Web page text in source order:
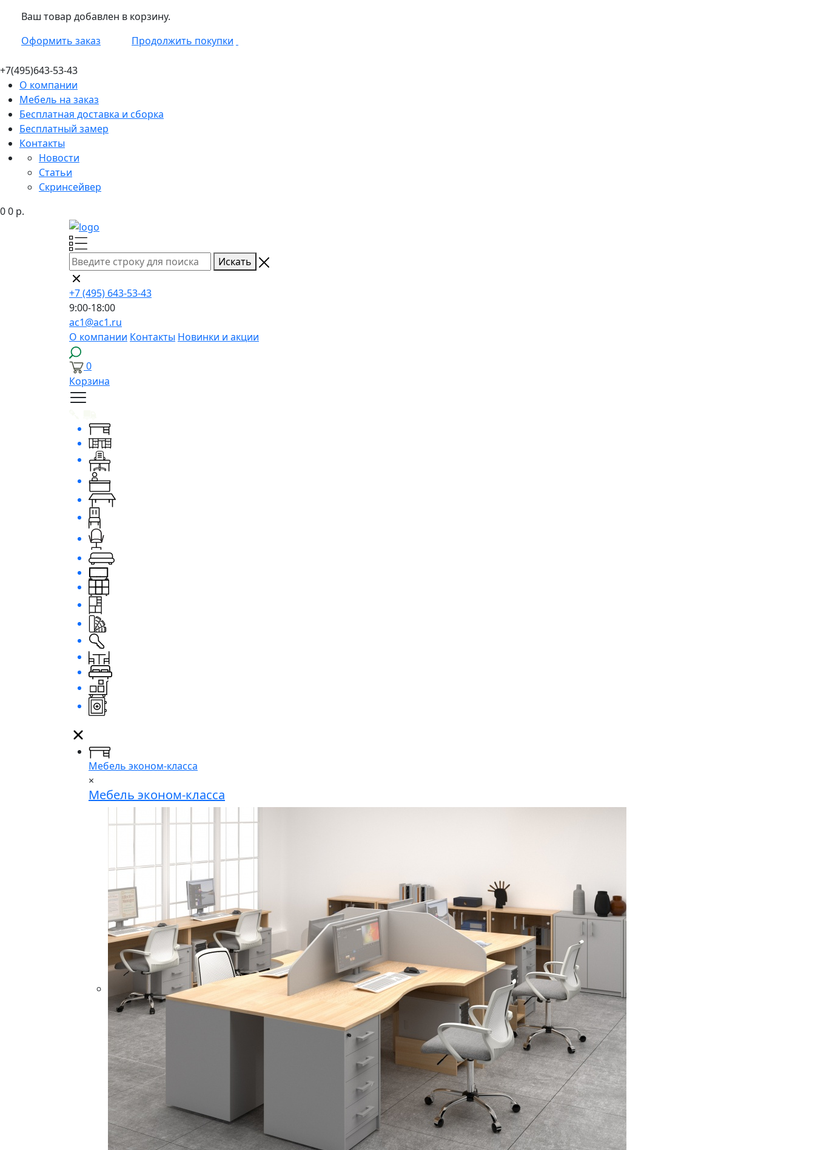
Ваш товар добавлен в корзину.
Оформить заказ
Продолжить покупки
+7(495)643-53-43
О компании
Мебель на заказ
Бесплатная доставка и сборка
Бесплатный замер
Контакты
Новости
Статьи
Скринсейвер
00 р.
Искать
+7 (495) 643-53-43
9:00-18:00
ac1@ac1.ru
О компании Контакты Новинки и акции
0
Корзина
Мебель эконом-класса
×
Мебель эконом-класса